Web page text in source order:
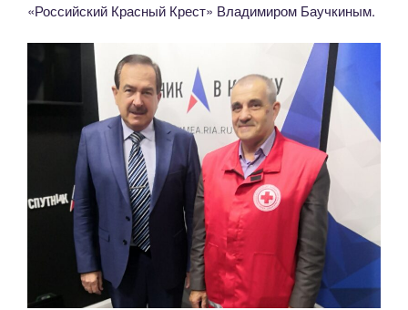
«Российский Красный Крест» Владимиром Баучкиным.